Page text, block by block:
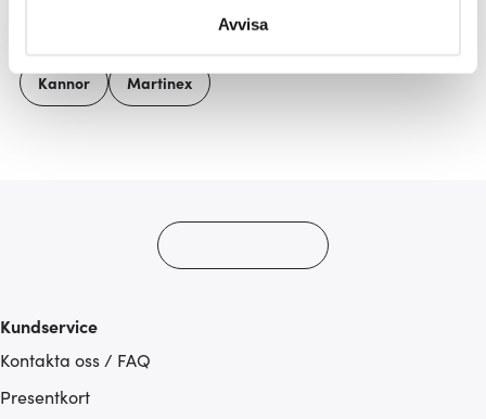
Du kan ändra eller dra tillbaka ditt samtycke när som
Vi använder cookies för att innehållet och annonserna
Avvisa
Kannor Martinex
Kundservice
Kontakta oss / FAQ
Presentkort